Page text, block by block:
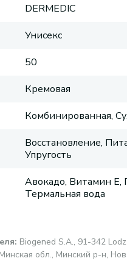
DERMEDIC
Унисекс
50
Кремовая
Комбинированная,
Восстановление,
Упругость
Авокадо, Витамин E,
Термальная вода
: Biogened S.A., 91-342
обл., Минский р-н,